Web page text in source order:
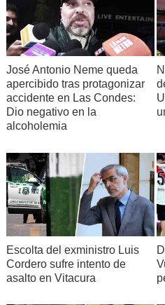
José Antonio Neme queda
apercibido tras protagonizar
accidente en Las Condes:
Dio negativo en la
alcoholemia
Escolta del exministro Luis
Cordero sufre intento de
asalto en Vitacura